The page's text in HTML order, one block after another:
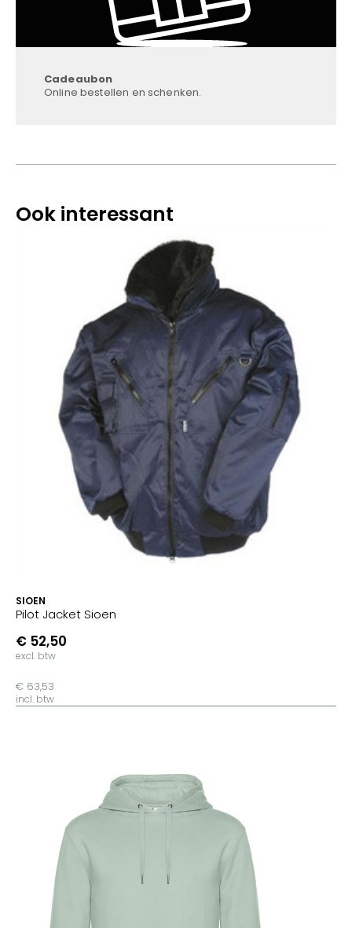
Cadeaubon
Online bestellen en schenken.
Ook interessant
SIOEN
Pilot Jacket Sioen
€ 52,50
excl. btw
€ 63,53
incl. btw